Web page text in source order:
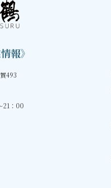
報》
493
21：00